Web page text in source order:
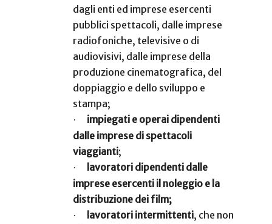
dagli enti ed imprese esercenti
pubblici spettacoli, dalle imprese
radiofoniche, televisive o di
audiovisivi, dalle imprese della
produzione cinematografica, del
doppiaggio e dello sviluppo e
stampa;
·
impiegati e operai dipendenti
dalle imprese di spettacoli
viaggianti;
·
lavoratori dipendenti dalle
imprese esercenti il noleggio e la
distribuzione dei film;
· lavoratori intermittenti, che non